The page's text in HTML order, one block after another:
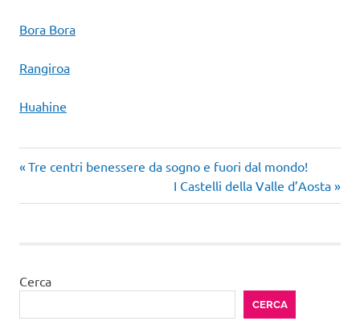
Bora Bora
Rangiroa
Huahine
Bora
viaggi
mondo
Navigazione
articoli
Articolo
Tre centri benessere da sogno e fuori dal mondo!
Articolo
successivo:
I Castelli della Valle d’Aosta
Cerca
CERCA